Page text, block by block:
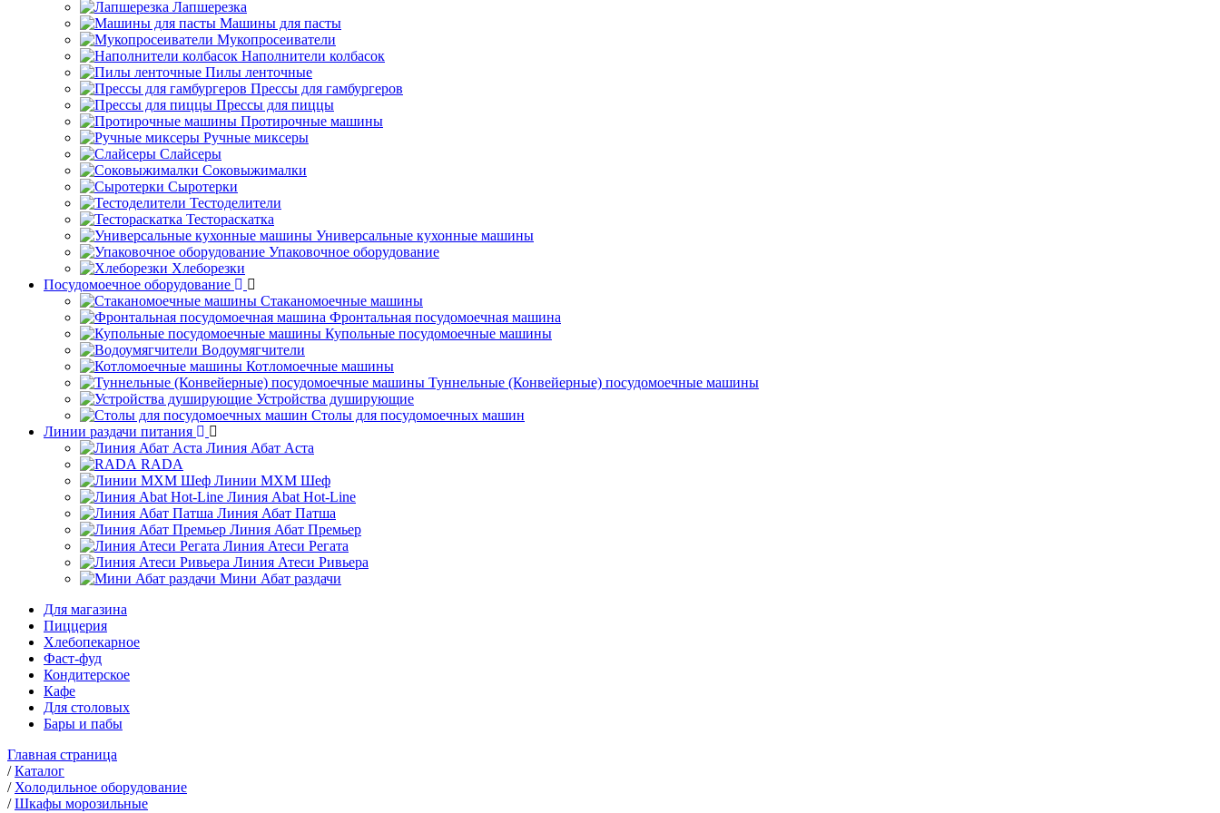
Лапшерезка
Машины для пасты
Мукопросеиватели
Наполнители колбасок
Пилы ленточные
Прессы для гамбургеров
Прессы для пиццы
Протирочные машины
Ручные миксеры
Слайсеры
Соковыжималки
Сыротерки
Тестоделители
Тестораскатка
Универсальные кухонные машины
Упаковочное оборудование
Хлеборезки
Посудомоечное оборудование
Стаканомоечные машины
Фронтальная посудомоечная машина
Купольные посудомоечные машины
Водоумягчители
Котломоечные машины
Туннельные (Конвейерные) посудомоечные машины
Устройства душирующие
Столы для посудомоечных машин
Линии раздачи питания
Линия Абат Аста
RADA
Линии МХМ Шеф
Линия Abat Hot-Line
Линия Абат Патша
Линия Абат Премьер
Линия Атеси Регата
Линия Атеси Ривьера
Мини Абат раздачи
Для магазина
Пиццерия
Хлебопекарное
Фаст-фуд
Кондитерское
Кафе
Для столовых
Бары и пабы
Главная страница
/Каталог
/ Холодильное оборудование
/Шкафы морозильные